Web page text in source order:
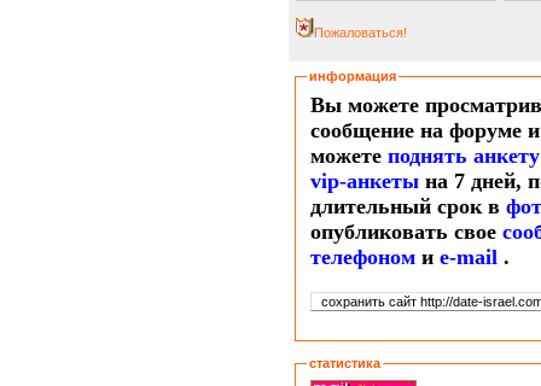
Пожаловаться!
информация
Вы можете
сообщение на форуме
можетеподнять анкету
vip-анкетына 7 дней,
длительный срок в
опубликовать свое
телефоном иe-mail.
статистика